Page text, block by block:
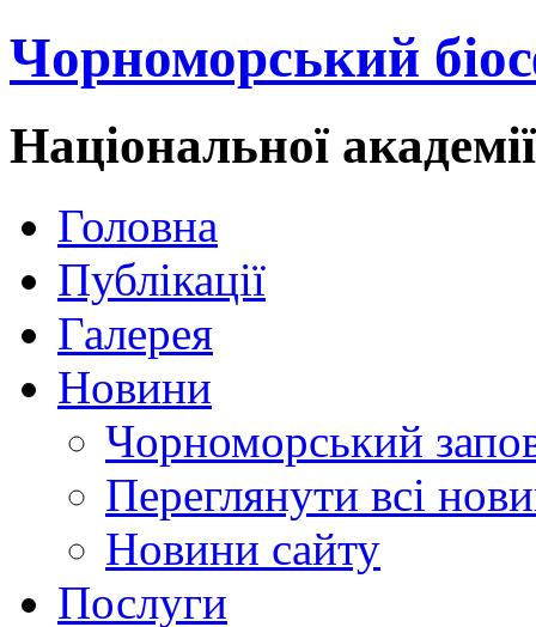
Чорноморський
Національної
Головна
Публікації
Галерея
Новини
Чорноморський
Переглянути всі
Новини сайту
Послуги